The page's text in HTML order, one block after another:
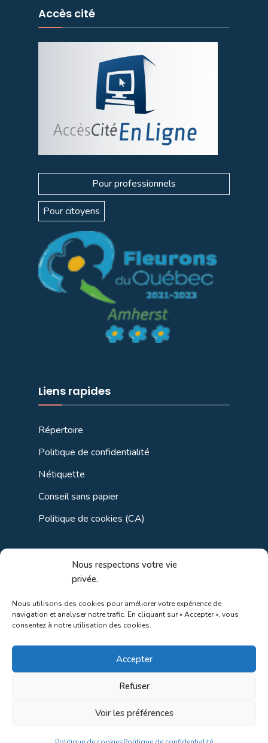
Nous respectons votre vie
privée.
Nous utilisons des cookies pour améliorer votre expérience de
navigation et analyser notre trafic. En cliquant sur « Accepter », vous
consentez à notre utilisation des cookies.
Accepter
Refuser
Voir les préférences
Accès cité
Pour professionnels
Pour citoyens
Liens rapides
Répertoire
Politique de confidentialité
Nétiquette
Conseil sans papier
Politique de cookies (CA)
Liens utiles
Liens régionaux
Liens gouvernements
Liens touristiques
Au coeur de la nature!